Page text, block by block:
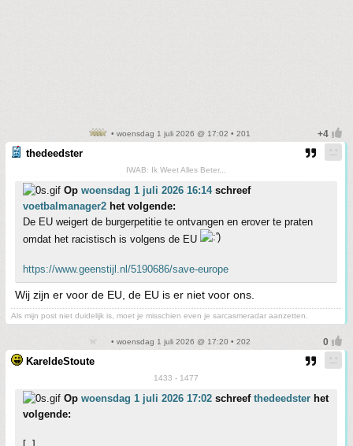
• woensdag 1 juli 2026 @ 17:02 • 201
thedeedster
IWAB: Ik Weet Alles Beter...
Op woensdag 1 juli 2026 16:14schreef
voetbalmanager2 het volgende:
De EU weigert de burgerpetitie te ontvangen en erover te praten
omdat het racistisch is volgens de EU
https://www.geenstijl.nl/5190686/save-europe
Wij zijn er voor de EU, de EU is er niet voor ons.
Als mijn post niet duidelijk is, moet je misschien even je sarcasmeradar aanzetten.
• woensdag 1 juli 2026 @ 17:20 • 202
KareldeStoute
1433 - 1477
Op woensdag 1 juli 2026 17:02 schreef thedeedster het
volgende: